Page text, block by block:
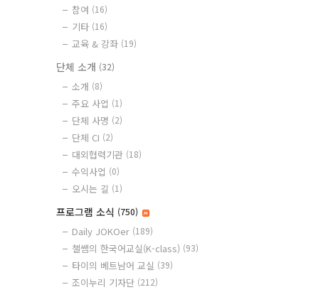
참여 (16)
기타 (16)
교육 & 강좌 (19)
단체 소개 (32)
소개 (8)
주요 사업 (1)
단체 사명 (2)
단체 CI (2)
대외협력기관 (18)
수익사업 (0)
오시는 길 (1)
프로그램 소식 (750)
Daily JOKOer (189)
챌쌤의 한국어교실(K-class) (93)
타이의 베트남어 교실 (39)
조이누리 기자단 (212)